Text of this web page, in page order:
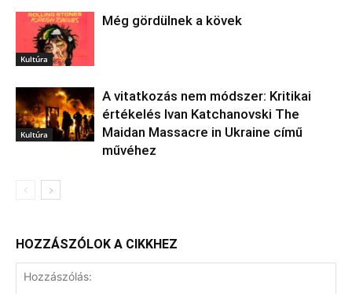
Kultúra
Még gördülnek a kövek
Kultúra
A vitatkozás nem módszer: Kritikai
értékelés Ivan Katchanovski The
Maidan Massacre in Ukraine című
művéhez
HOZZÁSZÓLOK A CIKKHEZ